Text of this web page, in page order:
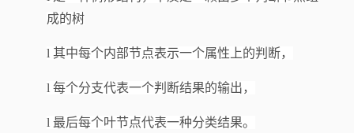
成的树
l 其中每个内部节点表示一个属性上的判断，
l 每个分支代表一个判断结果的输出，
l 最后每个叶节点代表一种分类结果。